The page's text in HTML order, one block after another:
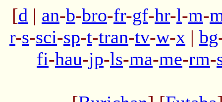
[d | an-b-bro-fr-gf-hr-l-m-
r-s-sci-sp-t-tran-tv-w-x | bg
fi-hau-jp-ls-ma-me-rm-